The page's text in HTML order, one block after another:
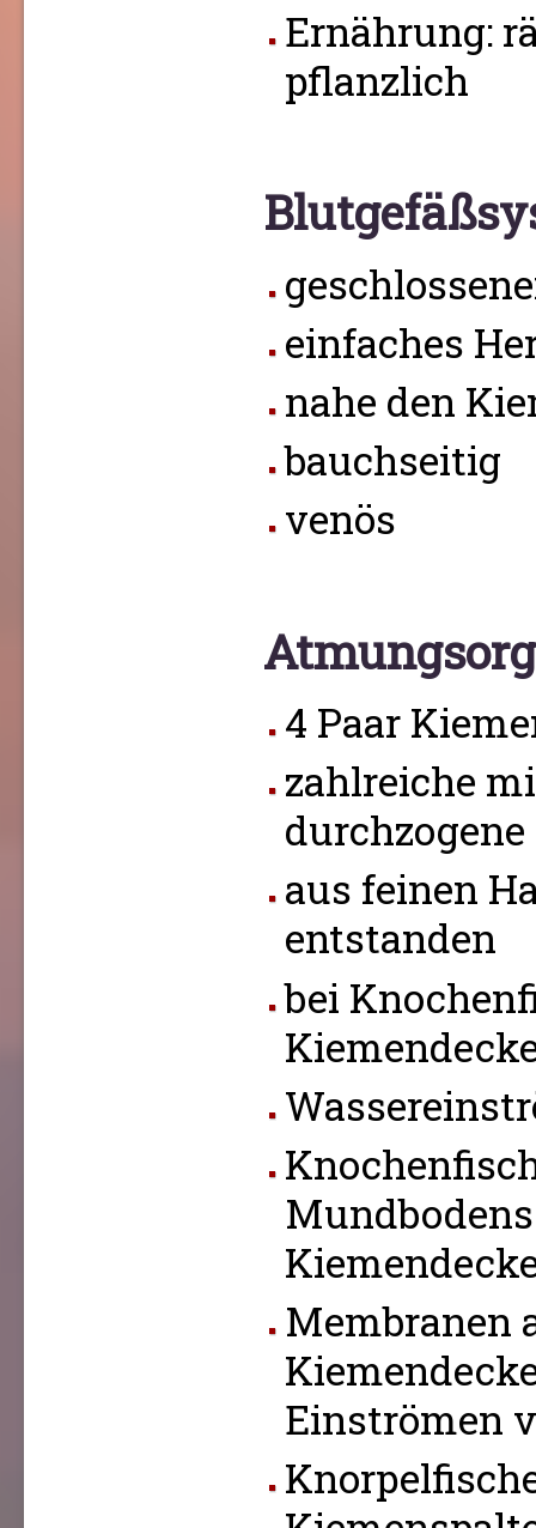
Ernährung:
pflanzlich
einfaches
nahe den
bauchseitig
venös
4 Paar
zahlreiche
aus feinen
entstanden
bei
Membranen
Einströmen